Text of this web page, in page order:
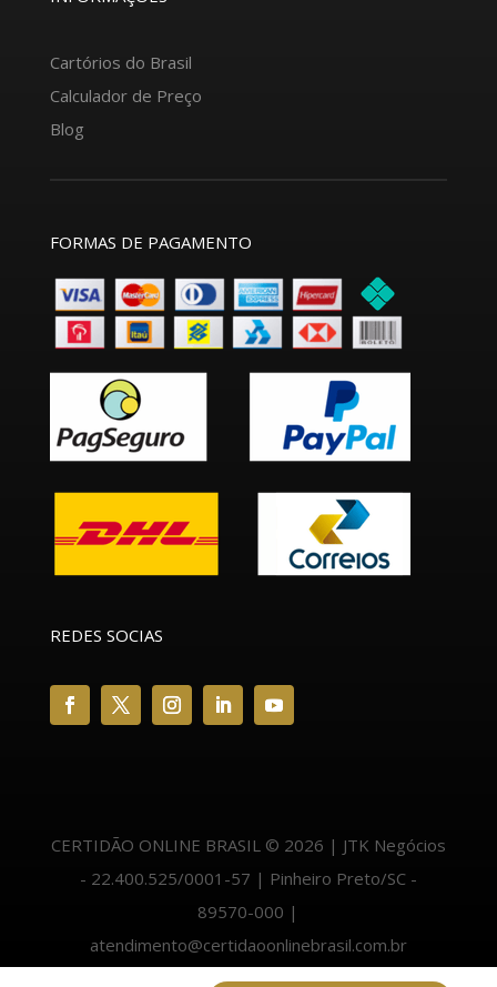
Cartórios do Brasil
Calculador de Preço
Blog
FORMAS DE PAGAMENTO
REDES SOCIAS
CERTIDÃO ONLINE BRASIL © 2026 | JTK Negócios
- 22.400.525/0001-57 | Pinheiro Preto/SC -
89570-000 |
atendimento@certidaoonlinebrasil.com.br